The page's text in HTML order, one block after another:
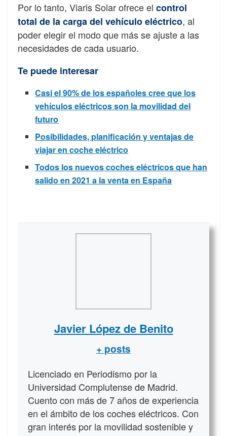
Por lo tanto, Viaris Solar ofrece el control
total de la carga del vehículo eléctrico, al
poder elegir el modo que más se ajuste a las
necesidades de cada usuario.
Te puede interesar
Casi el 90% de los españoles cree que los
vehículos eléctricos son la movilidad del
futuro
Posibilidades, planificación y ventajas de
viajar en coche eléctrico
Todos los nuevos coches eléctricos que han
salido en 2021 a la venta en España
Javier López de Benito
+ posts
Licenciado en Periodismo por la
Universidad Complutense de Madrid.
Cuento con más de 7 años de experiencia
en el ámbito de los coches eléctricos. Con
gran interés por la movilidad sostenible y